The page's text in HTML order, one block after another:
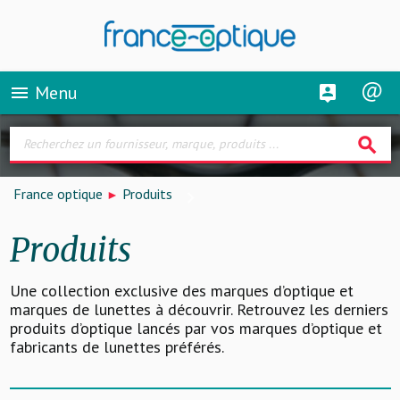
menu Menu
search
France optique Produits
Produits
Une collection exclusive des marques d’optique et
marques de lunettes à découvrir. Retrouvez les derniers
produits d’optique lancés par vos marques d’optique et
fabricants de lunettes préférés.